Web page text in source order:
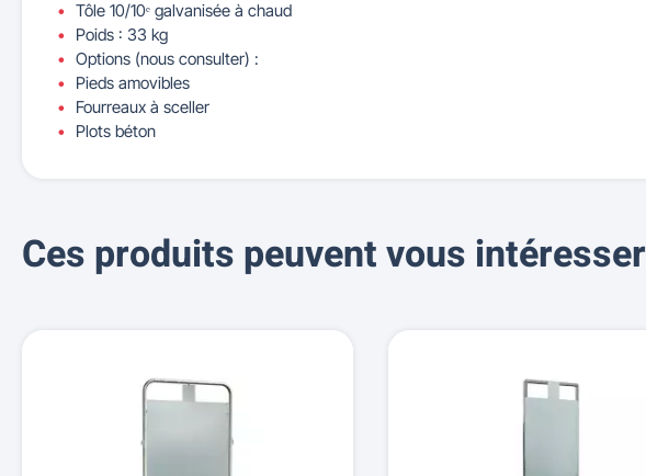
Tôle 10/10ᵉ galvanisée à chaud
Poids : 33 kg
Options (nous consulter) :
Pieds amovibles
Fourreaux à sceller
Plots béton
Ces produits peuvent vous intéresser